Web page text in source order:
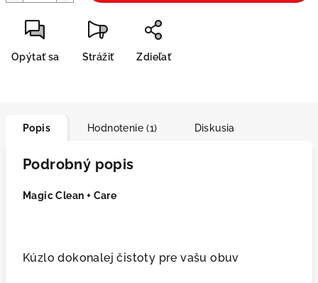
Opýtať sa Strážiť Zdieľať
Popis Hodnotenie (1) Diskusia
Podrobný popis
Magic Clean + Care
Kúzlo dokonalej čistoty pre vašu obuv